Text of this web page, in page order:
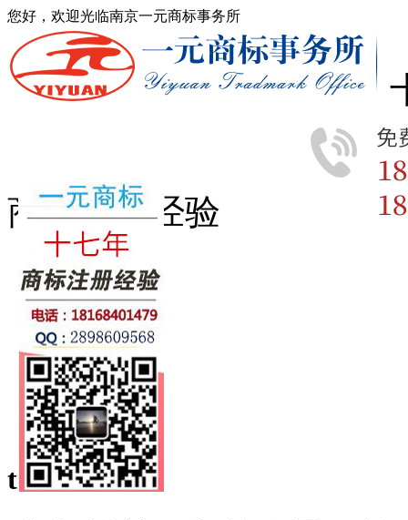
您好，欢迎光临南京一元商标事务所
商标注册经验
首页
商标查询
商标分类
商标转让
版权登记
专利申请
商标动态
费用流程
一元商标
联系方式
transfer